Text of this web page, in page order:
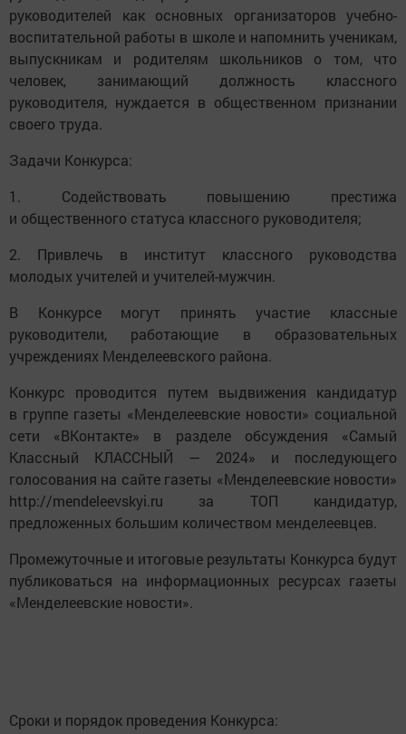
руководителей как основных организаторов учебно-
воспитательной работы в школе и напомнить ученикам,
выпускникам и родителям школьников о том, что
человек, занимающий должность классного
руководителя, нуждается в общественном признании
своего труда.
Задачи Конкурса:
1. Содействовать повышению престижа
и общественного статуса классного руководителя;
2. Привлечь в институт классного руководства
молодых учителей и учителей-мужчин.
В Конкурсе могут принять участие классные
руководители, работающие в образовательных
учреждениях Менделеевского района.
Конкурс проводится путем выдвижения кандидатур
в группе газеты «Менделеевские новости» социальной
сети «ВКонтакте» в разделе обсуждения «Самый
Классный КЛАССНЫЙ — 2024» и последующего
голосования на сайте газеты «Менделеевские новости»
http://mendeleevskyi.ru за ТОП кандидатур,
предложенных большим количеством менделеевцев.
Промежуточные и итоговые результаты Конкурса будут
публиковаться на информационных ресурсах газеты
«Менделеевские новости».
Сроки и порядок проведения Конкурса: